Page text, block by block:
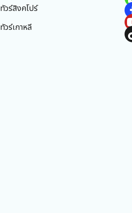
ทัวร์สิงคโปร์
ทัวร์เกาหลี